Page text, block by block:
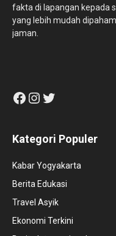
fakta di lapangan kepada
yang lebih mudah
jaman.
Facebook
Instagram
Twitter
Kategori Populer
Kabar Yogyakarta
Berita Edukasi
Travel Asyik
Ekonomi Terkini